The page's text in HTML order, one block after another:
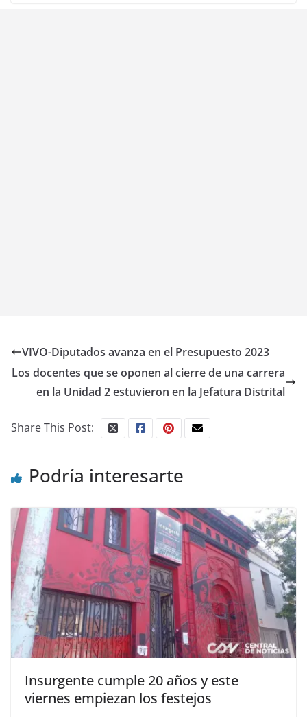
VIVO-Diputados avanza en el Presupuesto 2023
Los docentes que se oponen al cierre de una carrera
en la Unidad 2 estuvieron en la Jefatura Distrital
Share This Post:
Podría interesarte
Insurgente cumple 20 años y este
viernes empiezan los festejos